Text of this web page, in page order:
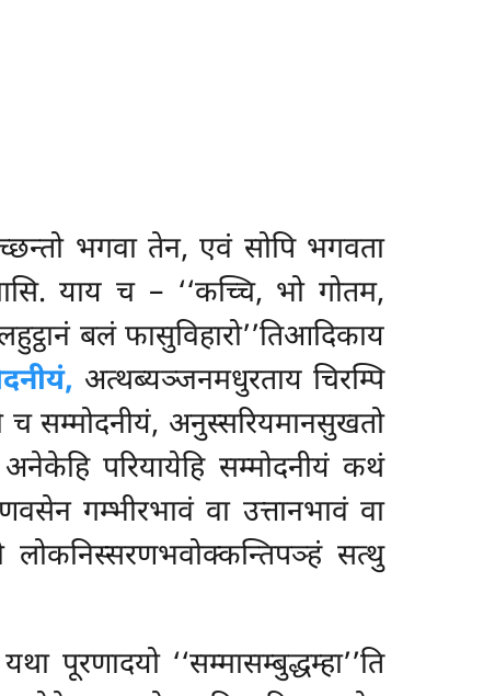
भगवा तेन, एवं सोपि भगवता
याय च – ‘‘कच्चि, भो गोतम,
बलं फासुविहारो’’तिआदिकाय
अत्थब्यञ्जनमधुरताय चिरम्पि
सम्मोदनीयं, अनुस्सरियमानसुखतो
परियायेहि सम्मोदनीयं कथं
गम्भीरभावं वा उत्तानभावं वा
सत्थु
पूरणादयो ‘‘सम्मासम्बुद्धम्हा’’ति